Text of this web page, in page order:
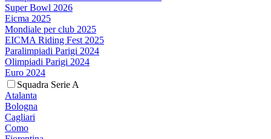
Super Bowl 2026
Eicma 2025
Mondiale per club 2025
EICMA Riding Fest 2025
Paralimpiadi Parigi 2024
Olimpiadi Parigi 2024
Euro 2024
Squadra Serie A
Atalanta
Bologna
Cagliari
Como